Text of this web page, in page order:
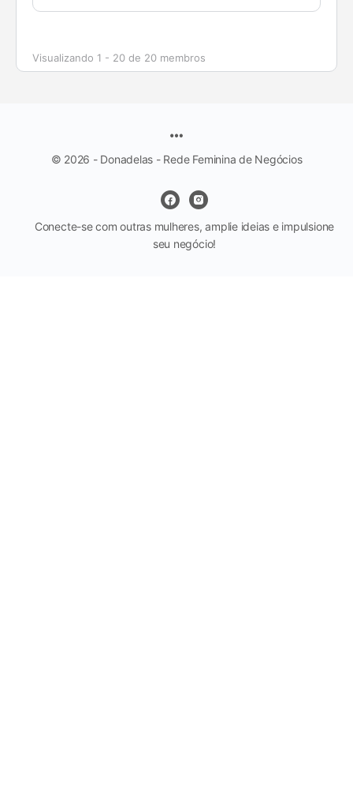
Visualizando 1 - 20 de 20 membros
© 2026 - Donadelas - Rede Feminina de Negócios
Conecte-se com outras mulheres, amplie ideias e impulsione
seu negócio!